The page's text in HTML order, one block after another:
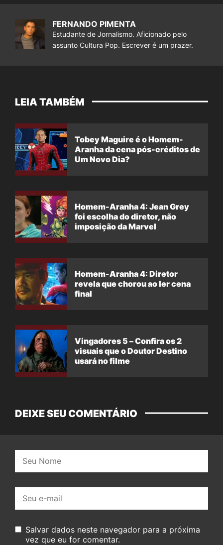
FERNANDO PIMENTA
Estudante de Jornalismo. Aficionado pelo
assunto Cultura Pop. Escrever é um prazer.
LEIA TAMBÉM
Tobey Maguire é o Homem-
Aranha da cena pós-créditos de
Um Novo Dia?
Homem-Aranha 4: Jean Grey
foi escolha do diretor, não
imposição da Marvel
Homem-Aranha 4: Diretor
revela que chorou ao ler cena
final
Vingadores 5 – Confira os 2
visuais que o Doutor Destino
usará no filme
DEIXE SEU COMENTÁRIO
mail:
Salvar dados neste navegador para a próxima
vez que eu for comentar.